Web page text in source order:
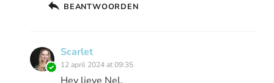
BEANTWOORDEN
Scarlet
12 april 2024 at 09:35